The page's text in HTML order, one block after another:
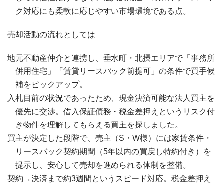
ク対応にも柔軟に応じやすい市場環境である点。
売却活動の流れとしては
地元不動産仲介と連携し、垂水町・北摂エリアで「事務所
併用住宅」「賃貸リースバック前提可」の条件で買手候
補をピックアップ。
入札目前の状況であったため、現金決済可能な法人買主を
優先に交渉。借入保証債務・税金差押えというリスク付
き物件を理解してもらえる買主を探しました。
買主が決定した段階で、売主（S・W様）には家賃条件・
リースバック契約期間（5年以内の買戻し特約付き）を
提示し、安心して売却を進められる体制を整備。
契約→決済まで約3週間というスピード対応。税金差押え